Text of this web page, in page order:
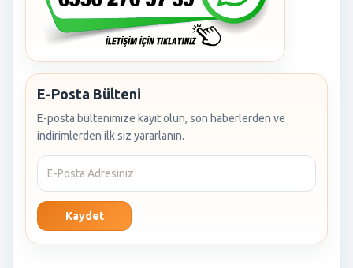
E-Posta Bülteni
E-posta bültenimize kayıt olun, son haberlerden ve
indirimlerden ilk siz yararlanın.
Kaydet